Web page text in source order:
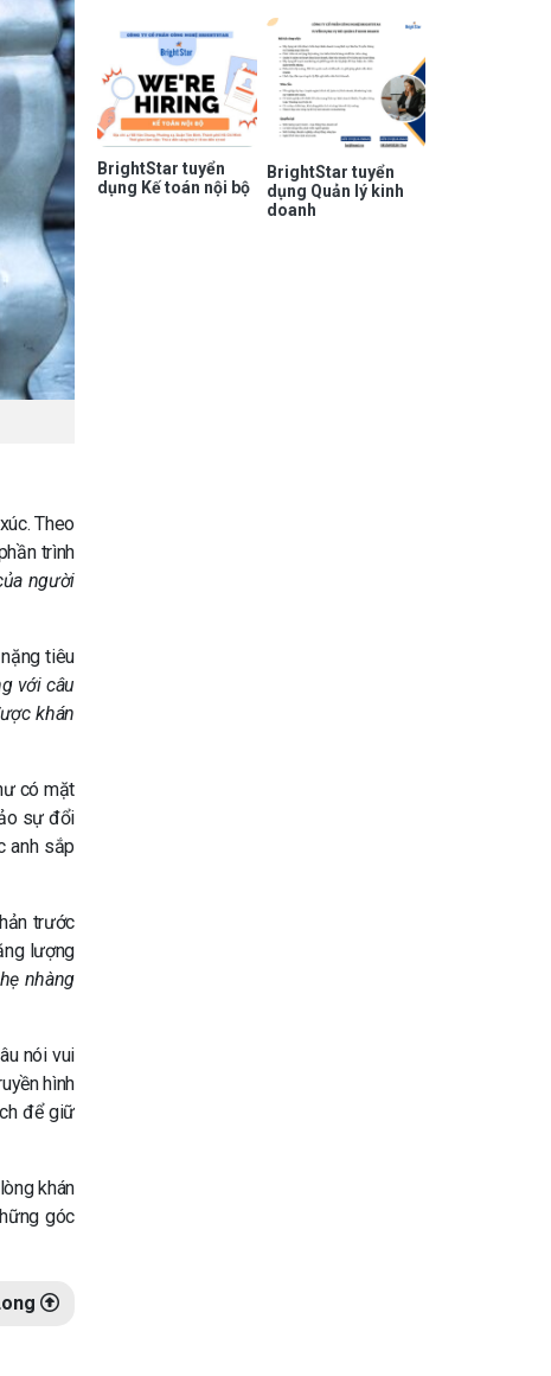
Theo
trình
người
tiêu
với câu
khán
có mặt
sự đổi
anh sắp
trước
lượng
nhàng
nói vui
hình
để giữ
khán
góc
BrightStar tuyển
dụng Kế toán nội bộ
BrightStar tuyển
dụng Quản lý kinh
doanh